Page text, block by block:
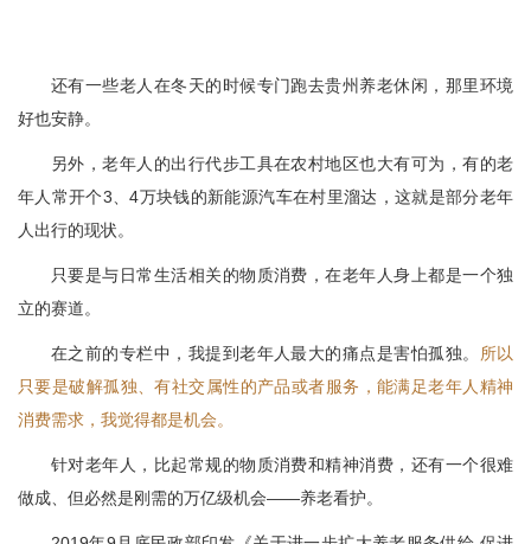
还有一些老人在冬天的时候专门跑去贵州养老休闲，那里环境
好也安静。
另外，老年人的出行代步工具在农村地区也大有可为，有的老
年人常开个3、4万块钱的新能源汽车在村里溜达，这就是部分老年
人出行的现状。
只要是与日常生活相关的物质消费，在老年人身上都是一个独
立的赛道。
在之前的专栏中，我提到老年人最大的痛点是害怕孤独。 所以
只要是破解孤独、有社交属性的产品或者服务，能满足老年人精神
消费需求，我觉得都是机会。
针对老年人，比起常规的物质消费和精神消费，还有一个很难
做成、但必然是刚需的万亿级机会——养老看护。